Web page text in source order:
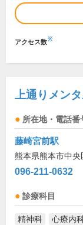
アクセス数※
上通りメン
所在地・電話番
藤崎宮前駅
熊本県熊本市中
096-211-0632
診療科目
精神科 心療内